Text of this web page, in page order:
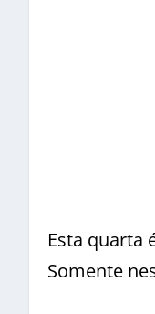
Esta quarta
Somente